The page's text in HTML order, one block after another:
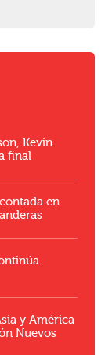
Kevin
final
en
y América
Nuevos